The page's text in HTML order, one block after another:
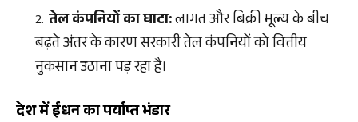
तेल कंपनियों का घाटा:लागत और बिक्री मूल्य के बीच
बढ़ते अंतर के कारण सरकारी तेल कंपनियों को वित्तीय
नुकसान उठाना पड़ रहा है।
देश में ईंधन का पर्याप्त भंडार